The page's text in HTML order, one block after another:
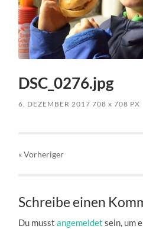
DSC_0276.jpg
6. DEZEMBER 2017 708x 708 PX
« Vorheriger
Schreibe einen
Du musstangemeldet sein, um